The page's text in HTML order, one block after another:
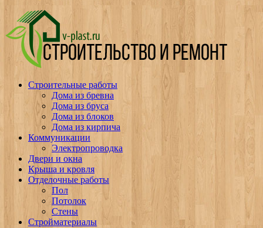
v-plast.ru Строительство и ремонт
Строительные работы
Дома из бревна
Дома из бруса
Дома из блоков
Дома из кирпича
Коммуникации
Электропроводка
Двери и окна
Крыша и кровля
Отделочные работы
Пол
Потолок
Стены
Стройматериалы